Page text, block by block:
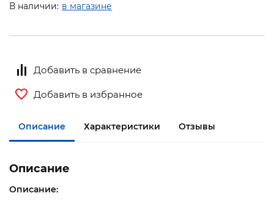
В наличии: в магазине
Добавить в сравнение
Добавить в избранное
Описание Характеристики Отзывы
Описание
Описание: